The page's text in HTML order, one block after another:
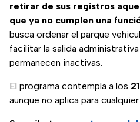
retirar de sus registros
que ya no cumplen una
busca ordenar el parque
facilitar la salida
permanecen inactivas.
El programa contempla a los
aunque no aplica para